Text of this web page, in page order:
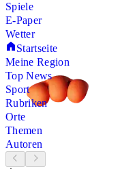
Spiele
E-Paper
Wetter
Startseite
Meine Region
Top News
Sport
Rubriken
Orte
Themen
Autoren